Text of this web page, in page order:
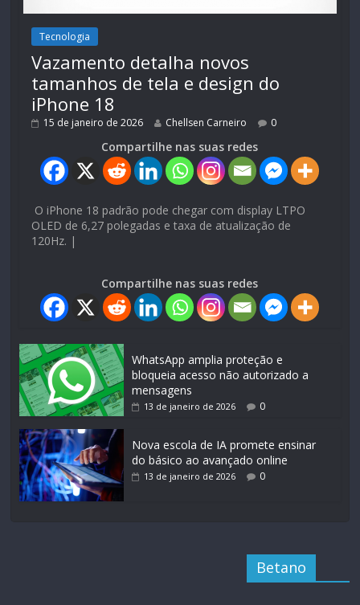
Tecnologia
Vazamento detalha novos
tamanhos de tela e design do
iPhone 18
15 de janeiro de 2026 Chellsen Carneiro 0
Compartilhe nas suas redes
O iPhone 18 padrão pode chegar com display LTPO
OLED de 6,27 polegadas e taxa de atualização de
120Hz. |
Compartilhe nas suas redes
WhatsApp amplia proteção e
bloqueia acesso não autorizado a
mensagens
13 de janeiro de 2026 0
Nova escola de IA promete ensinar
do básico ao avançado online
13 de janeiro de 2026 0
Betano